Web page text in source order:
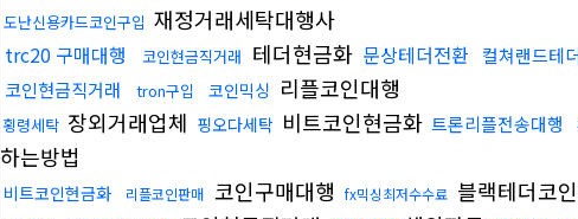
도난신용카드코인구입 재정거래세탁대행사
trc20 구매대행 코인현금직거래 테더현금화 문상테더전환 컬쳐랜드테
코인현금직거래 tron구입 코인믹싱 리플코인대행
횡령세탁 장외거래업체 핑오다세탁 비트코인현금화 트론리플전송대행
하는방법
비트코인현금화 리플코인판매 코인구매대행 fx믹싱최저수수료 블랙테더코